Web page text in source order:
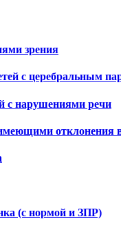
зрения
с церебральным
с нарушениями речи
отклонения
(с нормой и ЗПР)